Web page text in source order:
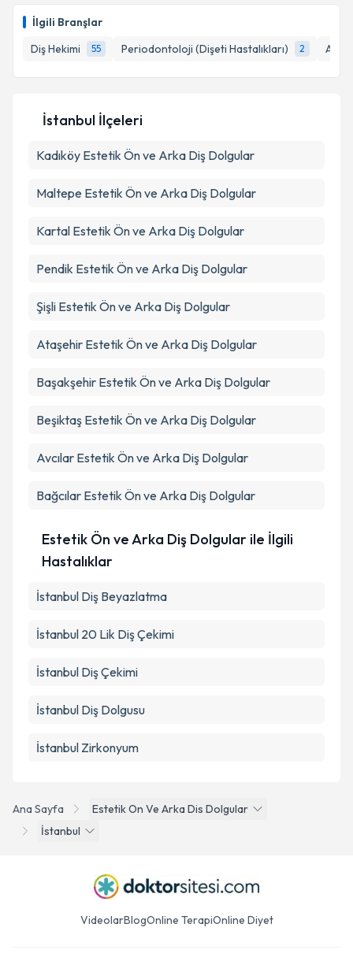
İlgili Branşlar
Diş Hekimi
55 Periodontoloji (Dişeti Hastalıkları) 2
E-posta Adresiniz
Metni'ni okudum ve kişisel verilerimin belirtilen
kapsamda işlenmesini kabul ediyorum.
Ana Sayfa
Estetik On Ve Arka Dis Dolgular
İstanbul
İstanbul İlçeleri
Kadıköy Estetik Ön ve Arka Diş Dolgular
Maltepe Estetik Ön ve Arka Diş Dolgular
Kartal Estetik Ön ve Arka Diş Dolgular
Pendik Estetik Ön ve Arka Diş Dolgular
Şişli Estetik Ön ve Arka Diş Dolgular
Ataşehir Estetik Ön ve Arka Diş Dolgular
Başakşehir Estetik Ön ve Arka Diş Dolgular
Beşiktaş Estetik Ön ve Arka Diş Dolgular
Avcılar Estetik Ön ve Arka Diş Dolgular
Bağcılar Estetik Ön ve Arka Diş Dolgular
Estetik Ön ve Arka Diş Dolgular ile İlgili
Hastalıklar
İstanbul Diş Beyazlatma
İstanbul 20 Lik Diş Çekimi
İstanbul Diş Çekimi
İstanbul Diş Dolgusu
İstanbul Zirkonyum
VideolarBlogOnline TerapiOnline Diyet